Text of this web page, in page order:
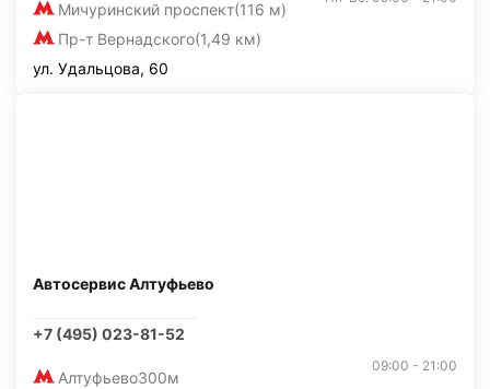
Мичуринский проспект(116 м)
Пр-т Вернадского(1,49 км)
ул. Удальцова, 60
Автосервис Алтуфьево
+7 (495) 023-81-52
Алтуфьево300м
09:00 - 21:00